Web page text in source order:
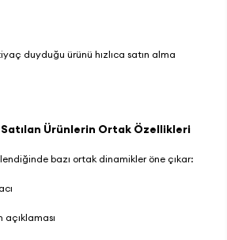
duyduğu ürünü hızlıca satın alma
Satılan Ürünlerin Ortak Özellikleri
bazı ortak dinamikler öne çıkar:
açıklaması